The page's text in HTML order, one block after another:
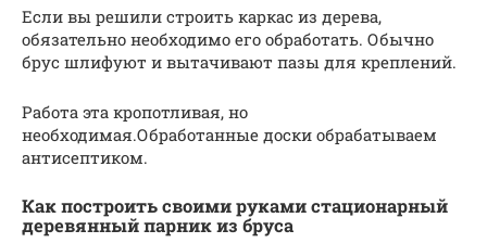
Если вы решили строить каркас из дерева,
обязательно необходимо его обработать. Обычно
брус шлифуют и вытачивают пазы для креплений.
Работа эта кропотливая, но
необходимая.Обработанные доски обрабатываем
антисептиком.
Как построить своими руками стационарный
деревянный парник из бруса